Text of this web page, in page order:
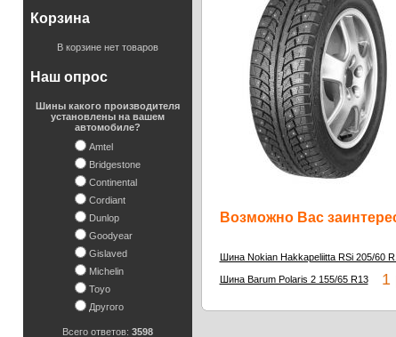
Корзина
В корзине нет товаров
Наш опрос
Шины какого производителя
установлены на вашем
автомобиле?
Amtel
Bridgestone
Continental
Cordiant
Dunlop
Goodyear
Gislaved
Michelin
Toyo
Другого
Всего ответов: 3598
Возможно Вас
Шина Nokian Hakkapeliitta RSi 205/60
Шина Barum Polaris 2 155/65 R131